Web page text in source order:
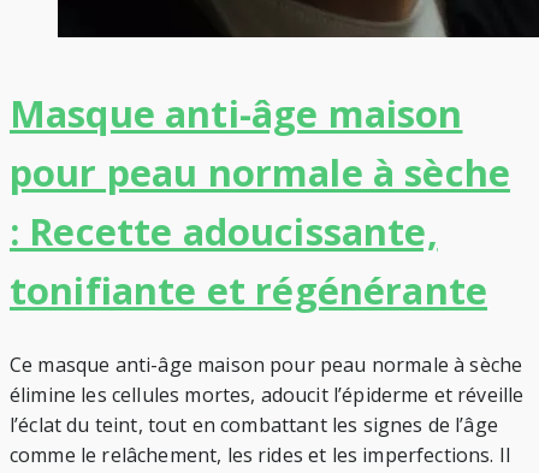
Masque anti-âge maison
pour peau normale à sèche
: Recette adoucissante,
tonifiante et régénérante
Ce masque anti-âge maison pour peau normale à sèche
élimine les cellules mortes, adoucit l’épiderme et réveille
l’éclat du teint, tout en combattant les signes de l’âge
comme le relâchement, les rides et les imperfections. Il